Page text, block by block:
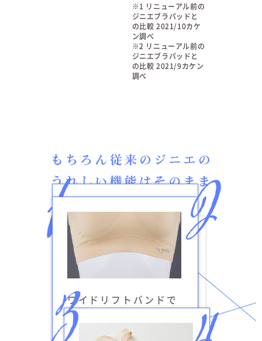
※1 リニューアル前の
ジニエブラパッドと
の比較 2021/10カケ
ン調べ
※2 リニューアル前の
ジニエブラパッドと
の比較 2021/9カケン
調べ
食い込みやズレ落ちを
防ぐ幅広ショルダー
ワイドリフトバンドで
締め付けずにバストを
しっかり支える